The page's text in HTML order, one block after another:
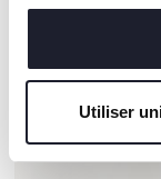
techniques, qui
Utiliser